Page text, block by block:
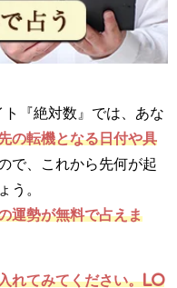
『絶対数』では、あな
の転機となる日付や具
で、これから先何が起
う。
運勢が無料で占えま
れてみてください。Lo